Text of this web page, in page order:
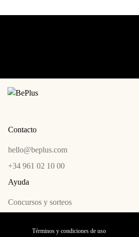
Contacto
hello@beplus.com
+34 961 02 10 00
Ayuda
Concursos y sorteos
Términos y condiciones de uso